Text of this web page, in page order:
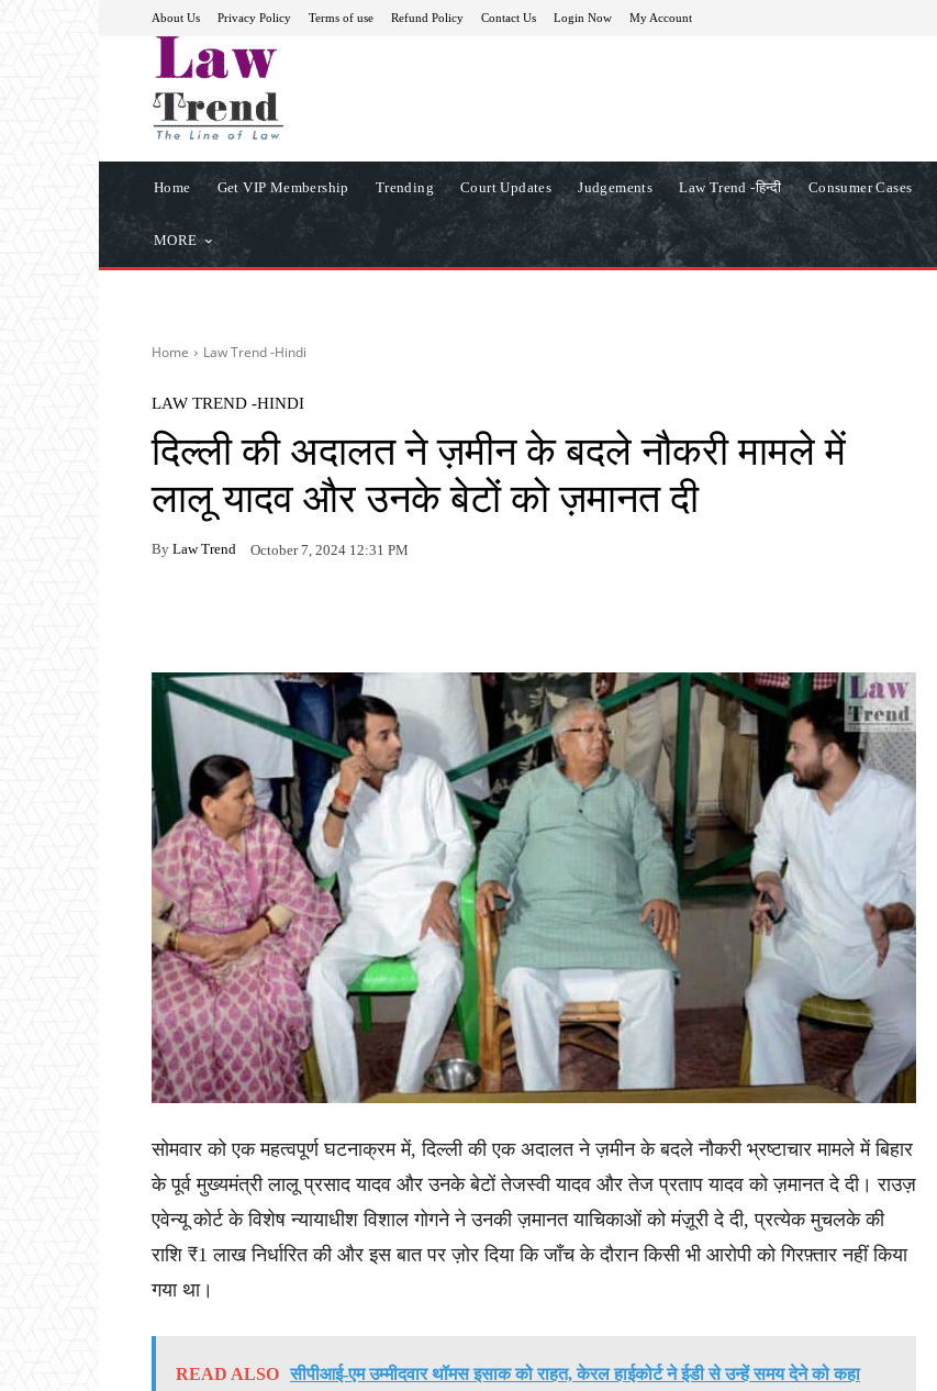
About Us Privacy Policy Terms of use Refund Policy Contact Us Login Now My Account
Home Get VIP Membership Trending Court Updates Judgements Law Trend -हिन्दी Consumer Cases
MORE
Home Law Trend -Hindi
LAW TREND -HINDI
दिल्ली की अदालत ने ज़मीन के बदले नौकरी मामले में
लालू यादव और उनके बेटों को ज़मानत दी
By Law Trend October 7, 2024 12:31 PM
सोमवार को एक महत्वपूर्ण घटनाक्रम में, दिल्ली की एक अदालत ने ज़मीन के बदले नौकरी भ्रष्टाचार मामले में बिहार
के पूर्व मुख्यमंत्री लालू प्रसाद यादव और उनके बेटों तेजस्वी यादव और तेज प्रताप यादव को ज़मानत दे दी। राउज़
एवेन्यू कोर्ट के विशेष न्यायाधीश विशाल गोगने ने उनकी ज़मानत याचिकाओं को मंज़ूरी दे दी, प्रत्येक मुचलके की
राशि ₹1 लाख निर्धारित की और इस बात पर ज़ोर दिया कि जाँच के दौरान किसी भी आरोपी को गिरफ़्तार नहीं किया
गया था।
READ ALSO सीपीआई-एम उम्मीदवार थॉमस इसाक को राहत, केरल हाईकोर्ट ने ईडी से उन्हें समय देने को कहा